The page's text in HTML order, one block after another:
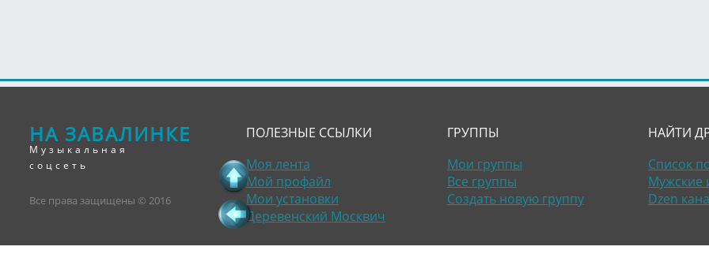
НА ЗАВАЛИНКЕ
Музыкальная
соцсеть
Все права защищены © 2016
ПОЛЕЗНЫЕ ССЫЛКИ
Моя лента
Мой профайл
Мои установки
Деревенский Москвич
ГРУППЫ
Мои группы
Все группы
Создать новую группу
НАЙТИ
Список
Мужские
Dzen